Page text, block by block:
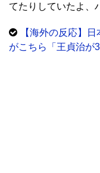
てたりしていたよ、
【海外の反応】
がこちら「王貞治が3